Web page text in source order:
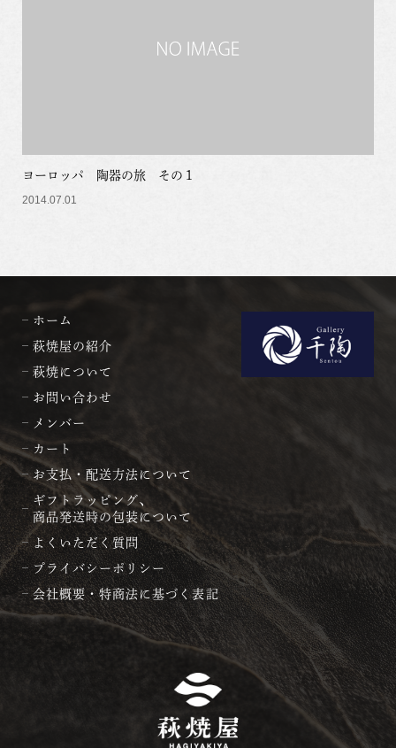
ヨーロッパ 陶器の旅 その１
2014.07.01
ホーム
萩焼屋の紹介
萩焼について
お問い合わせ
メンバー
カート
お支払・配送方法について
ギフトラッピング、
商品発送時の包装について
よくいただく質問
プライバシーポリシー
会社概要・特商法に基づく表記